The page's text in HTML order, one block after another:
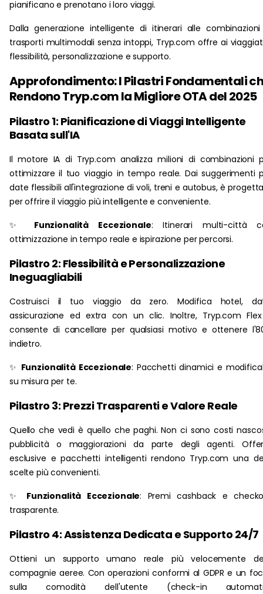
pianificano e prenotano i loro viaggi.
Dalla generazione intelligente di itinerari alle
trasporti multimodali senza intoppi, Tryp.com offre ai
flessibilità, personalizzazione e supporto.
Approfondimento: I Pilastri Fondamentali
Rendono Tryp.com la Migliore OTA del 2025
Pilastro 1: Pianificazione di Viaggi Intelligente
Basata sull'IA
Il motore IA di Tryp.com analizza milioni di combinazioni
ottimizzare il tuo viaggio in tempo reale. Dai suggerimenti
date flessibili all'integrazione di voli, treni e autobus, è
per offrire il viaggio più intelligente e conveniente.
✨ Funzionalità Eccezionale: Itinerari multi-città
ottimizzazione in tempo reale e ispirazione per percorsi.
Pilastro 2: Flessibilità e Personalizzazione
Ineguagliabili
Costruisci il tuo viaggio da zero. Modifica hotel,
assicurazione ed extra con un clic. Inoltre, Tryp.com
consente di cancellare per qualsiasi motivo e ottenere
indietro.
✨ Funzionalità Eccezionale: Pacchetti dinamici e
su misura per te.
Pilastro 3: Prezzi Trasparenti e Valore Reale
Quello che vedi è quello che paghi. Non ci sono costi
pubblicità o maggiorazioni da parte degli agenti.
esclusive e pacchetti intelligenti rendono Tryp.com una
scelte più convenienti.
✨ Funzionalità Eccezionale: Premi cashback e
trasparente.
Pilastro 4: Assistenza Dedicata e Supporto 24/7
Ottieni un supporto umano reale più velocemente
compagnie aeree. Con operazioni conformi al GDPR e un
sulla comodità dell'utente (check-in